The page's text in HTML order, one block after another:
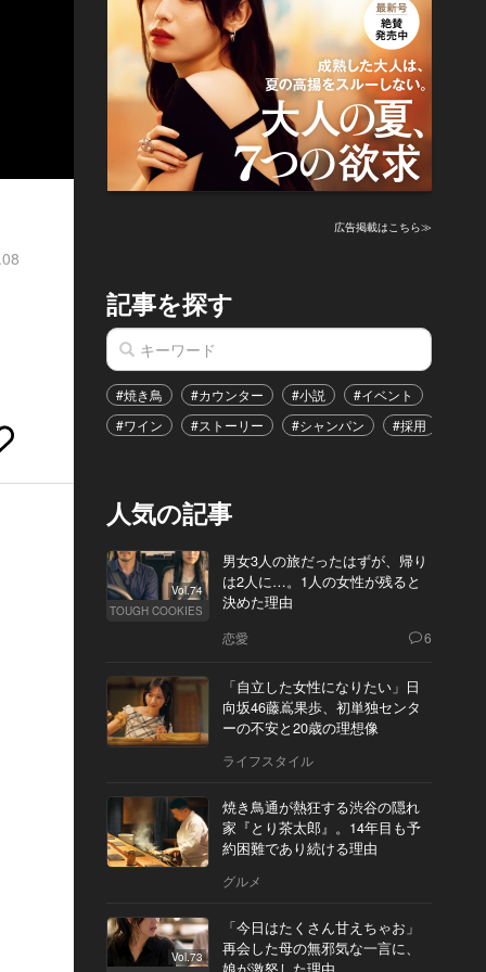
広告掲載はこちら≫
記事を探す
#焼き鳥 #カウンター #小説 #イベント
#ワイン
#ストーリー #シャンパン #採用
人気の記事
Vol.74
TOUGH COOKIES
男女3人の旅だったはずが、帰り
は2人に…。1人の女性が残ると
決めた理由
恋愛 6
「自立した女性になりたい」日
向坂46藤嶌果歩、初単独センタ
ーの不安と20歳の理想像
ライフスタイル
焼き鳥通が熱狂する渋谷の隠れ
家『とり茶太郎』。14年目も予
約困難であり続ける理由
グルメ
Vol.73
「今日はたくさん甘えちゃお」
再会した母の無邪気な一言に、